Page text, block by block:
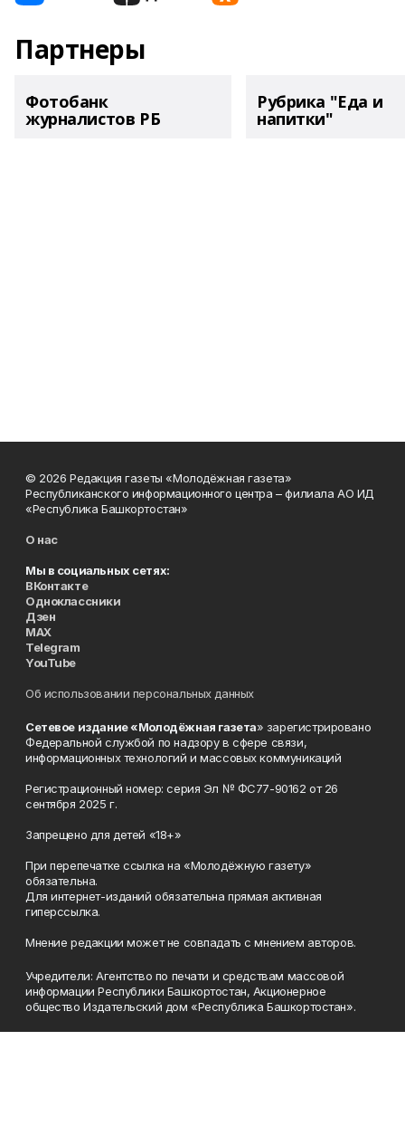
Партнеры
Фотобанк
журналистов РБ
Рубрика "Еда и
напитки"
© 2026 Редакция газеты «Молодёжная газета»
Республиканского информационного центра – филиала АО ИД
«Республика Башкортостан»
О нас
Мы в социальных сетях:
ВКонтакте
Одноклассники
Дзен
MAX
Telegram
YouTube
Об использовании персональных данных
Сетевое издание «Молодёжная газета» зарегистрировано
Федеральной службой по надзору в сфере связи,
информационных технологий и массовых коммуникаций
Регистрационный номер: серия Эл № ФС77-90162 от 26
сентября 2025 г.
Запрещено для детей «18+»
При перепечатке ссылка на «Молодёжную газету»
обязательна.
Для интернет-изданий обязательна прямая активная
гиперссылка.
Мнение редакции может не совпадать с мнением авторов.
Учредители: Агентство по печати и средствам массовой
информации Республики Башкортостан, Акционерное
общество Издательский дом «Республика Башкортостан».